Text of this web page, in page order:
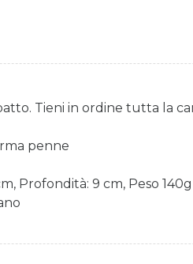
Tieni in ordine tutta la
penne
Profondità: 9 cm, Peso 140g